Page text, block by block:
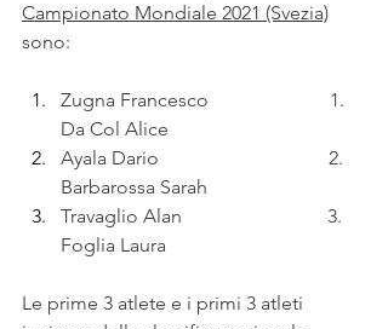
Campionato Mondiale 2021 (Svezia)
sono:
Zugna Francesco                         1.
Da Col Alice
Ayala Dario                                   2.
Barbarossa Sarah
Travaglio Alan                              3.
Foglia Laura
Le prime 3 atlete e i primi 3 atleti